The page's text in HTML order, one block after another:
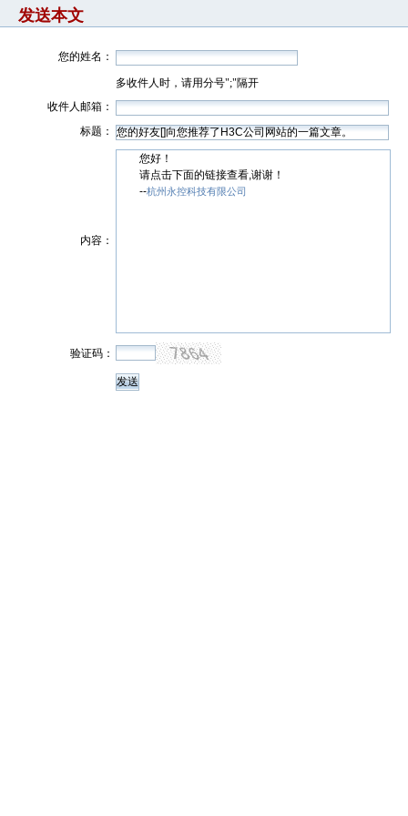
发送本文
您的姓名：
多收件人时，请用分号";"隔开
收件人邮箱：
标题：
内容：
您好！
请点击下面的链接查看,谢谢！
--杭州永控科技有限公司
验证码：